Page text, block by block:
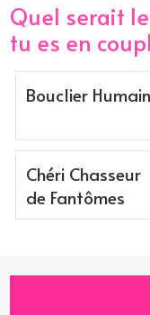
Quel serait
tu es en
Bouclier Humain
Chéri Chasseur
de Fantômes